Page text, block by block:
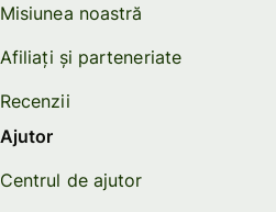
Misiunea noastră
Afiliați și parteneriate
Recenzii
Ajutor
Centrul de ajutor